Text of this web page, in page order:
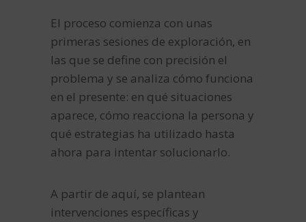
El proceso comienza con unas
primeras sesiones de exploración, en
las que se define con precisión el
problema y se analiza cómo funciona
en el presente: en qué situaciones
aparece, cómo reacciona la persona y
qué estrategias ha utilizado hasta
ahora para intentar solucionarlo.
A partir de aquí, se plantean
intervenciones específicas y